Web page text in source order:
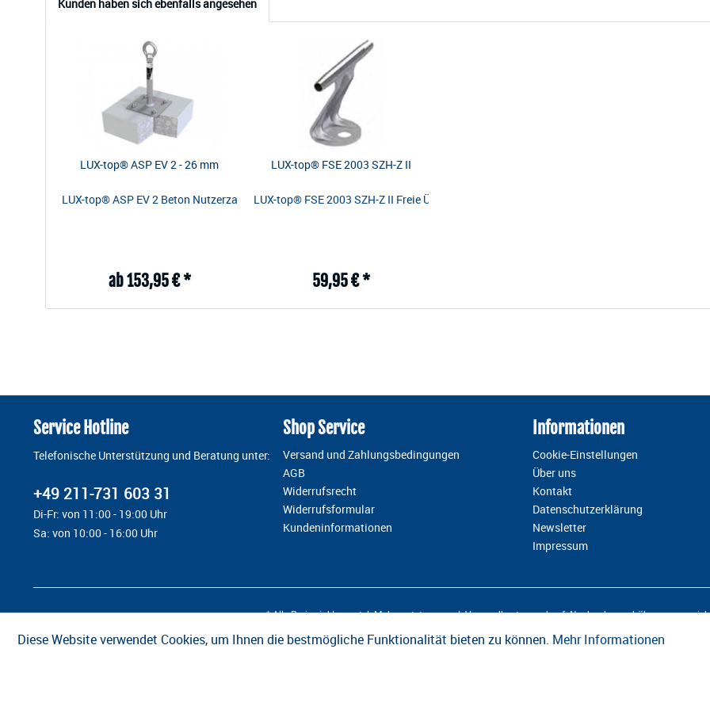
Kunden haben sich ebenfalls angesehen
LUX-top® ASP EV 2 - 26 mm
LUX-top® ASP EV 2 Beton Nutzerzahl: 3 rostfrei Eck- und Endpunkt Zwischenpunkt Anschlagpunkte für Absturzsicherungen
ab 153,95 € *
LUX-top® FSE 2003 SZH-Z II
LUX-top® FSE 2003 SZH-Z II Freie Überfahrbarkeit von variablen Eckwinkeln in
59,95 € *
Service Hotline
Telefonische Unterstützung und Beratung unter:
+49 211-731 603 31
Di-Fr: von 11:00 - 19:00 Uhr
Sa: von 10:00 - 16:00 Uhr
Shop Service
Versand und Zahlungsbedingungen
AGB
Widerrufsrecht
Widerrufsformular
Kundeninformationen
Informationen
Cookie-Einstellungen
Über uns
Kontakt
Datenschutzerklärung
Newsletter
Impressum
* Alle Preise inkl. gesetzl. Mehrwertsteuer zzgl.Versandkostenund ggf. Nachnahmegebühren, wenn
Design und Entwicklung durch dieOneCue GmbH.
Diese Website verwendet Cookies, um Ihnen die bestmögliche Funktionalität bieten zu können. Mehr Informationen